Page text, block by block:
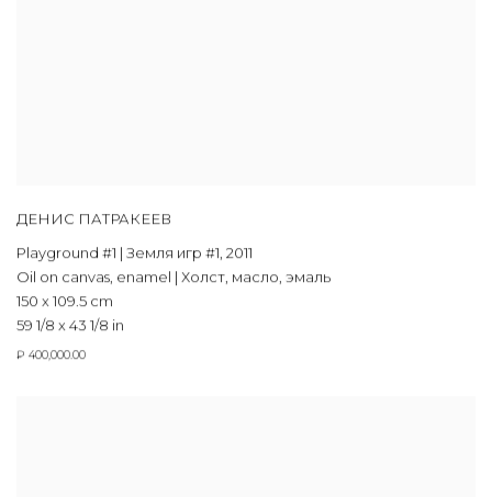
ДЕНИС ПАТРАКЕЕВ
Playground #1 | Земля игр #1, 2011
Oil on canvas, enamel | Холст, масло, эмаль
150 x 109.5 cm
59 1/8 x 43 1/8 in
₽ 400,000.00